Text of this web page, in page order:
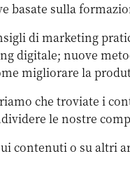
basate sulla
di marketing
digitale; nuove
migliorare la
che troviate i
le nostre
contenuti o su altri